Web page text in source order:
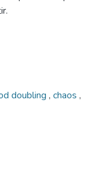
doubling , chaos ,